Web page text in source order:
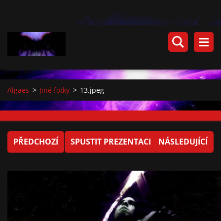
Algaes > Jiné fotky > 13.jpeg
PŘEDCHOZÍ SPUSTIT PREZENTACI NÁSLEDUJÍCÍ